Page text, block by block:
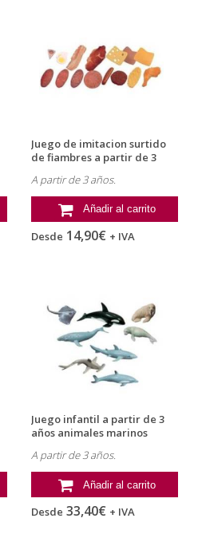
Juego de imitacion surtido
de fiambres a partir de 3
A partir de 3 años.
Añadir al carrito
Desde 14,90€ + IVA
Juego infantil a partir de 3
años animales marinos
A partir de 3 años.
Añadir al carrito
Desde 33,40€ + IVA